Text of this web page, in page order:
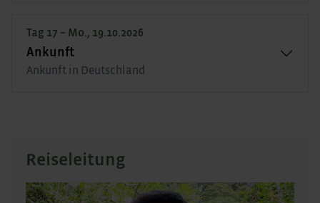
Tag 17 – Mo., 19.10.2026
Ankunft
Ankunft in Deutschland
Reiseleitung